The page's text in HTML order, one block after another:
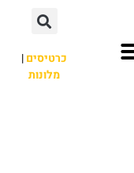
כרטיסים|
מלונות